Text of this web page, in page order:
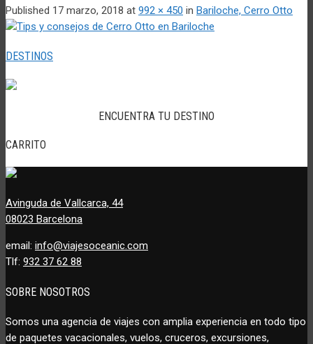
Published 17 marzo, 2018 at 992 × 450 in Bariloche, Cerro Otto
DESTINOS
ENCUENTRA TU DESTINO
CARRITO
Avinguda de Vallcarca, 44
08023 Barcelona
email: info@viajesoceanic.com
Tlf: 932 37 62 88
SOBRE NOSOTROS
Somos una agencia de viajes con amplia experiencia en todo tipo
de paquetes vacacionales, vuelos, cruceros, excursiones,